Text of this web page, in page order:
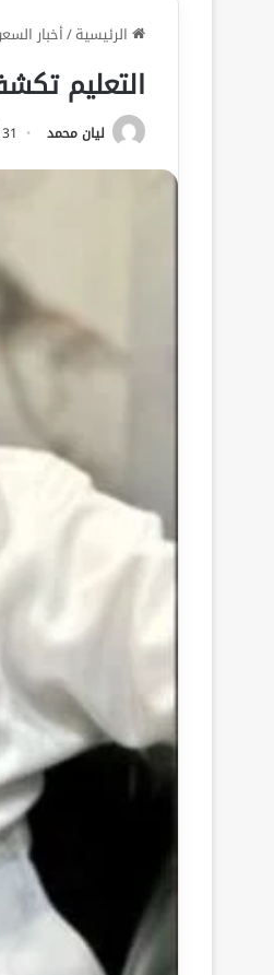
الرئيسية/أخبار
التعليم
ليان محمد 31 أغسطس، 2025